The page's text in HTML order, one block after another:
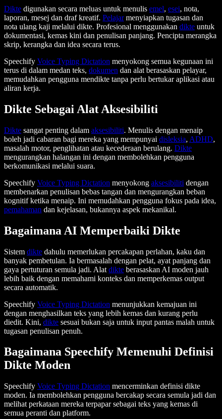
Dikte digunakan secara meluas untuk menulis emel, esei, nota,
laporan, mesej dan draf kreatif. Pelajarmenyiapkan tugasan dan
nota ulang kaji melalui dikte. Profesional menggunakan dikte untuk
dokumentasi, kemas kini dan penulisan panjang. Pencipta merangka
skrip, kerangka dan idea secara terus.
Speechify Voice Typing Dictation menyokong semua kegunaan ini
terus di dalam medan teks, dokumen dan alat berasaskan pelayar,
memudahkan pengguna mendikte tanpa perlu bertukar aplikasi atau
aliran kerja.
Dikte Sebagai Alat Aksesibiliti
Dikte sangat penting dalam aksesibiliti. Menulis dengan menaip
boleh jadi cabaran bagi mereka yang mempunyai disleksia, ADHD,
masalah motor, penglihatan atau kecederaan berulang. Dikte
mengurangkan halangan ini dengan membolehkan pengguna
berkomunikasi melalui suara.
Speechify Voice Typing Dictation menyokong aksesibiliti dengan
membenarkan penulisan bebas tangan dan mengurangkan beban
kognitif ketika menaip. Ini memudahkan pengguna fokus pada idea,
pemahaman dan kejelasan, bukannya aspek mekanikal.
Bagaimana AI Memperbaiki Dikte
Sistem dikte dahulu memerlukan percakapan perlahan, kaku dan
banyak pembetulan. Ia bermasalah dengan pelat, ayat panjang dan
gaya pertuturan semula jadi. Alat dikte berasaskan AI moden jauh
lebih baik dengan memahami konteks dan memperkemas output
secara automatik.
Speechify Voice Typing Dictation menunjukkan kemajuan ini
dengan menghasilkan teks yang lebih kemas dan kurang perlu
diedit. Kini, dikte sesuai bukan saja untuk input pantas malah untuk
tugasan penulisan penuh.
Bagaimana Speechify Memenuhi Definisi
Dikte Moden
Speechify Voice Typing Dictation mencerminkan definisi dikte
moden. Ia membolehkan pengguna bercakap secara semula jadi dan
melihat perkataan mereka terpapar sebagai teks yang kemas di
semua peranti dan platform.